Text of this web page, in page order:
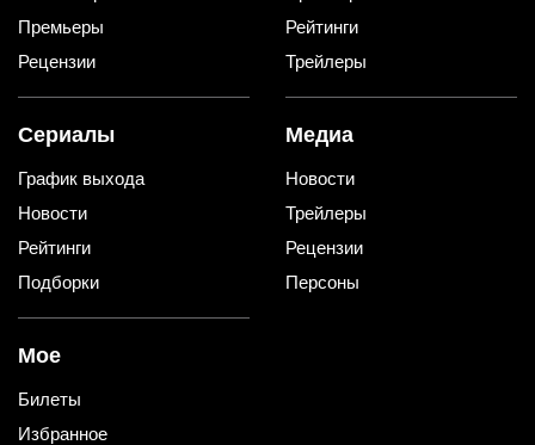
Премьеры
Рецензии
Рейтинги
Трейлеры
Сериалы
График выхода
Новости
Рейтинги
Подборки
Медиа
Новости
Трейлеры
Рецензии
Персоны
Мое
Билеты
Избранное